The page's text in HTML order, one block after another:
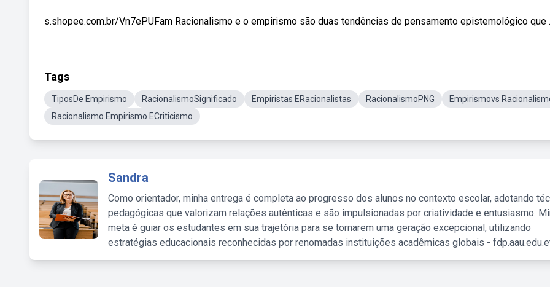
s.shopee.com.br/Vn7ePUFam Racionalismo e o empirismo são duas tendências de pensamento epistemológico que
Tags
TiposDe Empirismo RacionalismoSignificado Empiristas ERacionalistas RacionalismoPNG
Empirismovs
Racionalismo Empirismo ECriticismo
Sandra
Como orientador, minha entrega é completa ao progresso dos alunos no contexto escolar, adotando
pedagógicas que valorizam relações autênticas e são impulsionadas por criatividade e entusiasmo.
meta é guiar os estudantes em sua trajetória para se tornarem uma geração excepcional, utilizando
estratégias educacionais reconhecidas por renomadas instituições acadêmicas globais -